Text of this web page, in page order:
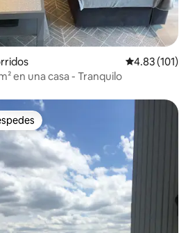
Calificación
4.83 (101)
en una casa - Tranquilo
entre huéspedes